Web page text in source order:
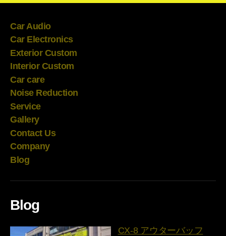
Car Audio
Car Electronics
Exterior Custom
Interior Custom
Car care
Noise Reduction
Service
Gallery
Contact Us
Company
Blog
Blog
CX-8 アウターバッフ